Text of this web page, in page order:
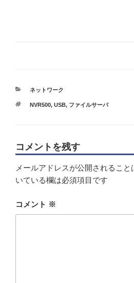
カ
ゴ
ネットワーク
タ
NVR500, USB, ファイルサーバ
コメントを残す
メールアドレスが公開されること
いている欄は必須項目です
コメント ※